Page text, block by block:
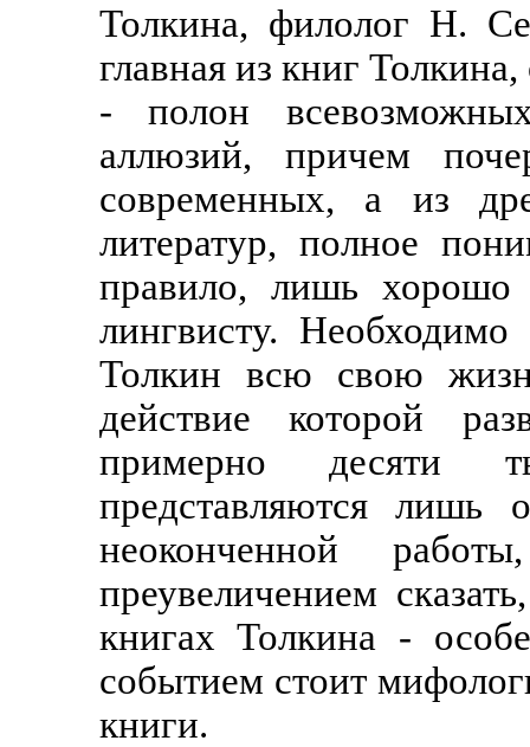
Толкина, филолог Н.
главная из книг
- полон
аллюзий, причем
современных, а из
литератур, полное
правило, лишь хорошо
лингвисту.
Толкин всю свою
действие которой
примерно десяти
представляются
неоконченной
преувеличением
книгах Толкина -
событием стоит
книги.